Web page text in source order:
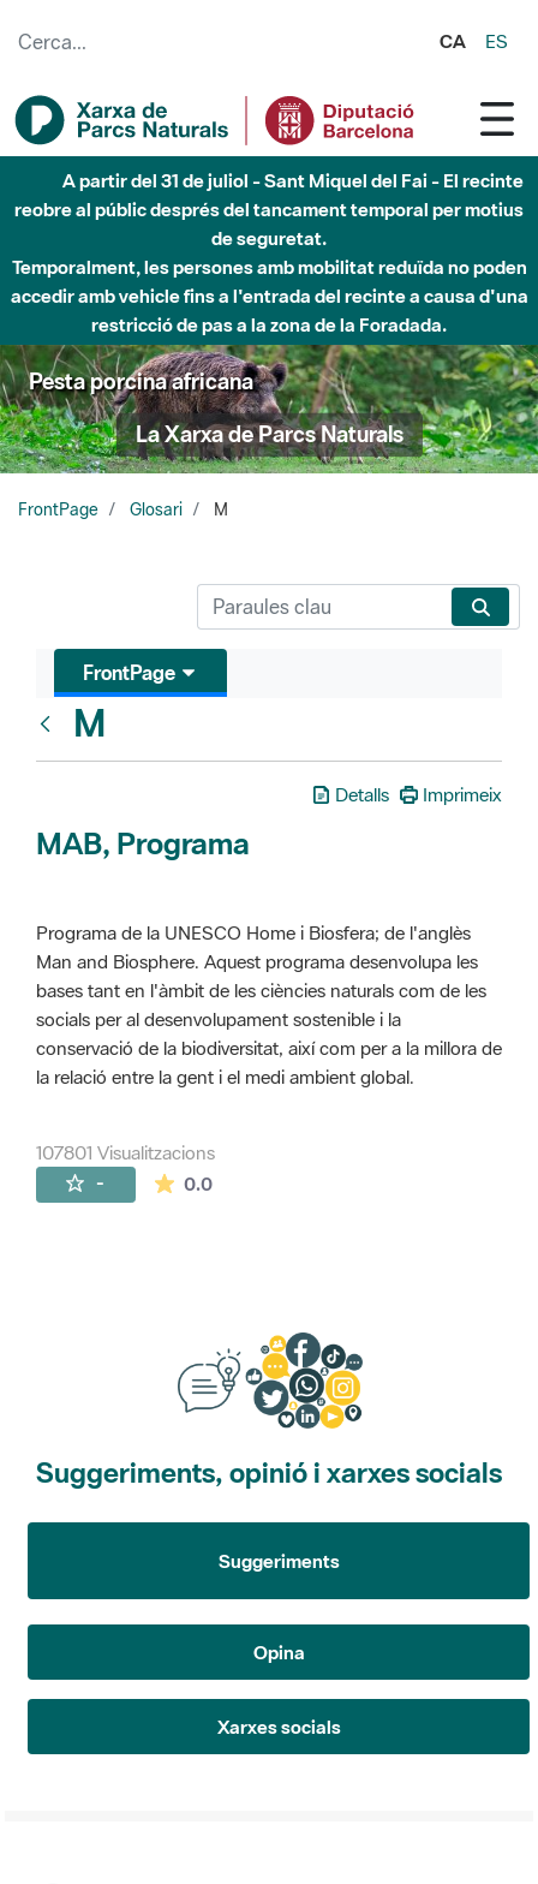
CA ES
A partir del 31 de juliol - Sant Miquel del Fai - El recinte
reobre al públic després del tancament temporal per motius
de seguretat.
Temporalment, les persones amb mobilitat reduïda no poden
accedir amb vehicle fins a l'entrada del recinte a causa d'una
restricció de pas a la zona de la Foradada.
Pesta porcina africana
La Xarxa de Parcs Naturals
FrontPage Glosari M
FrontPage
M
Detalls Imprimeix
MAB, Programa
Programa de la UNESCO Home i Biosfera; de l'anglès
Man and Biosphere. Aquest programa desenvolupa les
bases tant en l'àmbit de les ciències naturals com de les
socials per al desenvolupament sostenible i la
conservació de la biodiversitat, així com per a la millora de
la relació entre la gent i el medi ambient global.
107801 Visualitzacions
- 0.0La mitjana de les valoracions és de 0
Suggeriments, opinió i xarxes socials
Suggeriments
Opina
Xarxes socials